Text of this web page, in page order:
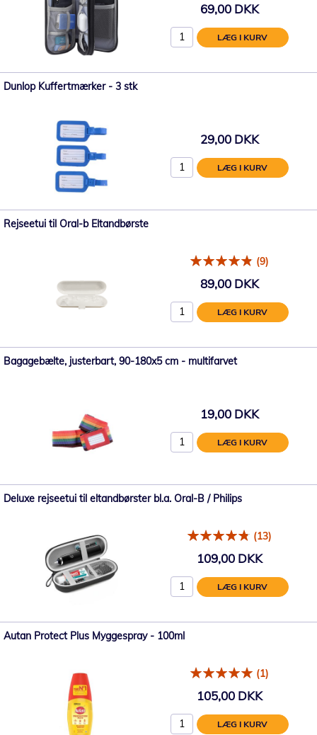
69,00 DKK
LÆG I KURV
Dunlop Kuffertmærker - 3 stk
29,00 DKK
LÆG I KURV
Rejseetui til Oral-b Eltandbørste
(9)
89,00 DKK
LÆG I KURV
Bagagebælte, justerbart, 90-180x5 cm - multifarvet
19,00 DKK
LÆG I KURV
Deluxe rejseetui til eltandbørster bl.a. Oral-B / Philips
(13)
109,00 DKK
LÆG I KURV
Autan Protect Plus Myggespray - 100ml
(1)
105,00 DKK
LÆG I KURV